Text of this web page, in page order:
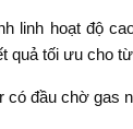
linh hoạt độ
quả tối ưu cho
có đầu chờ gas